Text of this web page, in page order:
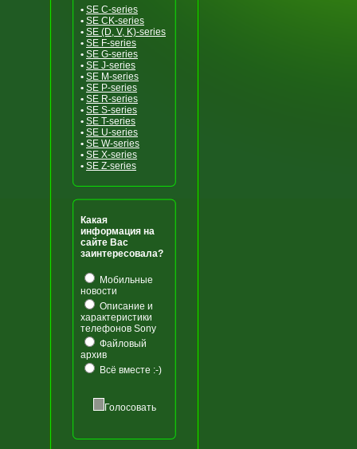
• SE C-series
• SE CK-series
• SE (D, V, K)-series
• SE F-series
• SE G-series
• SE J-series
• SE M-series
• SE P-series
• SE R-series
• SE S-series
• SE T-series
• SE U-series
• SE W-series
• SE X-series
• SE Z-series
Какая
информация на
сайте Вас
заинтересовала?
Мобильные
новости
Описание и
характеристики
телефонов Sony
Файловый
архив
Всё вместе :-)
Голосовать